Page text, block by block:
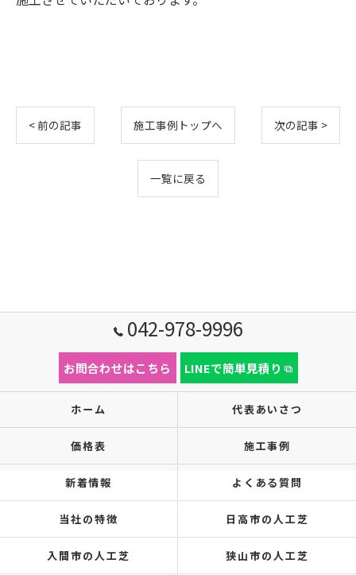
< 前の記事 施工事例トップへ 次の記事 >
一覧に戻る
042-978-9996
お問合わせはこちら LINEで簡単見積り
ホーム 代表あいさつ
価格表 施工事例
新着情報 よくある質問
当社の特徴 日高市の人工芝
入間市の人工芝 狭山市の人工芝